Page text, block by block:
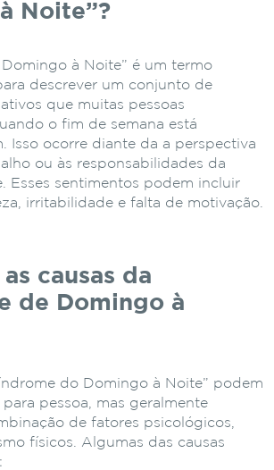
Noite”?
à Noite” é um termo
descrever um conjunto de
que muitas pessoas
o fim de semana está
Isso ocorre diante da a perspectiva
ou às responsabilidades da
Esses sentimentos podem incluir
irritabilidade e falta de motivação.
causas da
de Domingo à
do Domingo à Noite” podem
pessoa, mas geralmente
de fatores psicológicos,
físicos. Algumas das causas